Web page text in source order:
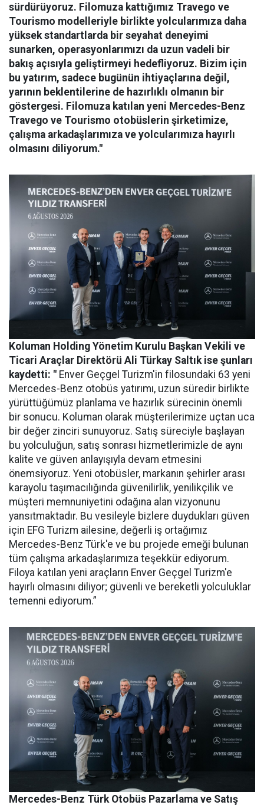
sürdürüyoruz. Filomuza kattığımız Travego ve
Tourismo modelleriyle birlikte yolcularımıza daha
yüksek standartlarda bir seyahat deneyimi
sunarken, operasyonlarımızı da uzun vadeli bir
bakış açısıyla geliştirmeyi hedefliyoruz. Bizim için
bu yatırım, sadece bugünün ihtiyaçlarına değil,
yarının beklentilerine de hazırlıklı olmanın bir
göstergesi. Filomuza katılan yeni Mercedes-Benz
Travego ve Tourismo otobüslerin şirketimize,
çalışma arkadaşlarımıza ve yolcularımıza hayırlı
olmasını diliyorum."
Koluman Holding Yönetim Kurulu Başkan Vekili ve
Ticari Araçlar Direktörü Ali Türkay Saltık ise şunları
kaydetti: " Enver Geçgel Turizm'in filosundaki 63 yeni
Mercedes-Benz otobüs yatırımı, uzun süredir birlikte
yürüttüğümüz planlama ve hazırlık sürecinin önemli
bir sonucu. Koluman olarak müşterilerimize uçtan uca
bir değer zinciri sunuyoruz. Satış süreciyle başlayan
bu yolculuğun, satış sonrası hizmetlerimizle de aynı
kalite ve güven anlayışıyla devam etmesini
önemsiyoruz. Yeni otobüsler, markanın şehirler arası
karayolu taşımacılığında güvenilirlik, yenilikçilik ve
müşteri memnuniyetini odağına alan vizyonunu
yansıtmaktadır. Bu vesileyle bizlere duydukları güven
için EFG Turizm ailesine, değerli iş ortağımız
Mercedes-Benz Türk'e ve bu projede emeği bulunan
tüm çalışma arkadaşlarımıza teşekkür ediyorum.
Filoya katılan yeni araçların Enver Geçgel Turizm'e
hayırlı olmasını diliyor; güvenli ve bereketli yolculuklar
temenni ediyorum.”
Mercedes-Benz Türk Otobüs Pazarlama ve Satış